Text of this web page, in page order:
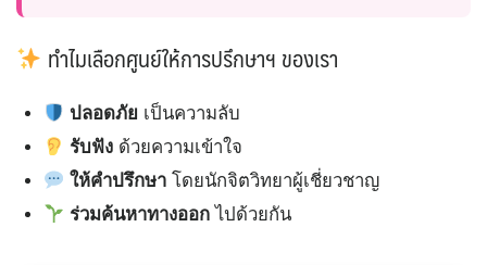
ทำไมเลือกศูนย์ให้การปรึกษาฯ ของเรา
ปลอดภัย เป็นความลับ
รับฟัง ด้วยความเข้าใจ
ให้คำปรึกษา โดยนักจิตวิทยาผู้เชี่ยวชาญ
ร่วมค้นหาทางออก ไปด้วยกัน